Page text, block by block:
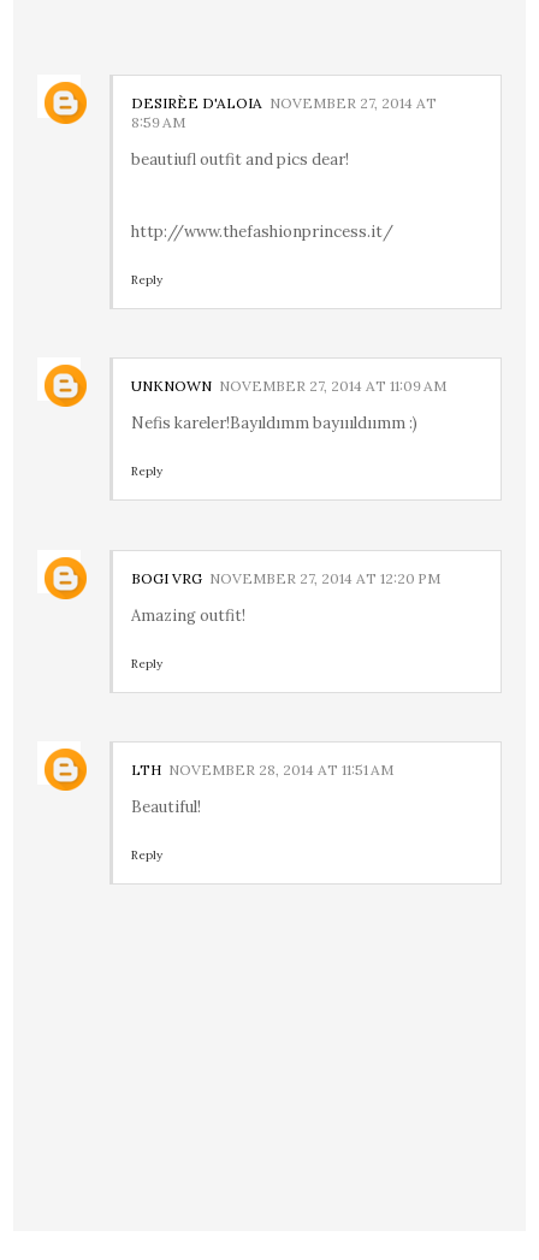
DESIRÈE D'ALOIA NOVEMBER 27, 2014 AT
8:59 AM
beautiufl outfit and pics dear!
http://www.thefashionprincess.it/
Reply
UNKNOWN NOVEMBER 27, 2014 AT 11:09 AM
Nefis kareler!Bayıldımm bayıııldıımm :)
Reply
BOGI VRG NOVEMBER 27, 2014 AT 12:20 PM
Amazing outfit!
Reply
LTH NOVEMBER 28, 2014 AT 11:51 AM
Beautiful!
Reply